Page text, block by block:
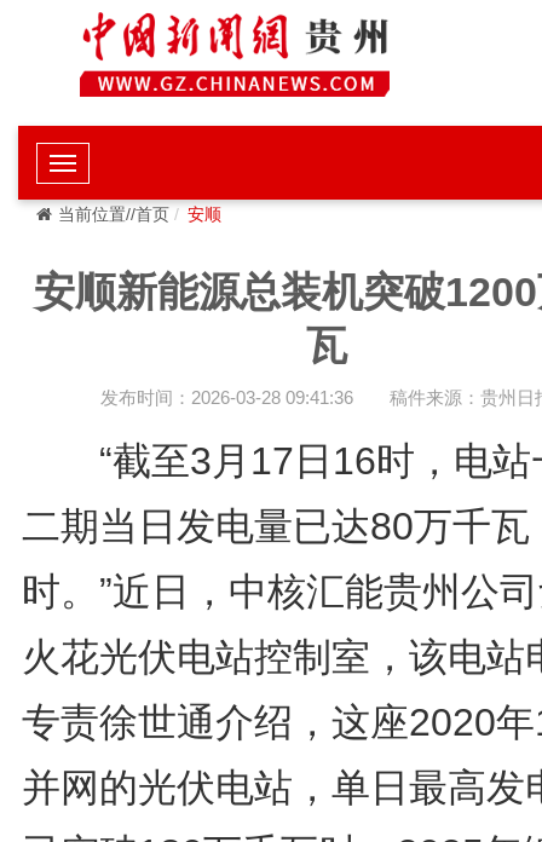
当前位置//首页 安顺
安顺新能源总装机突破
瓦
发布时间：2026-03-28 09:41:36 稿件来源：贵州日
“截至3月17日16时，电站
二期当日发电量已达80万千瓦
时。”近日，中核汇能贵州公
火花光伏电站控制室，该电站
专责徐世通介绍，这座2020
并网的光伏电站，单日最高发